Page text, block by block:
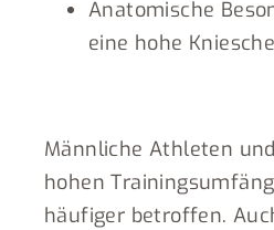
Anatomische
eine hohe
Männliche Athleten
hohen
häufiger betroffen.